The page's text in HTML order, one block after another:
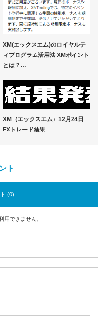
XM(エックスエム)のロイヤルテ
ィプログラム活用法 XMポイント
とは？…
XM（エックスエム）12月24日
FXトレード結果
ト
(0)
用できません。